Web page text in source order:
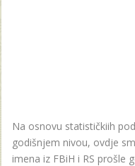
Na osnovu statističkiih
godišnjem nivou, ovdje
imena iz FBiH i RS prošle